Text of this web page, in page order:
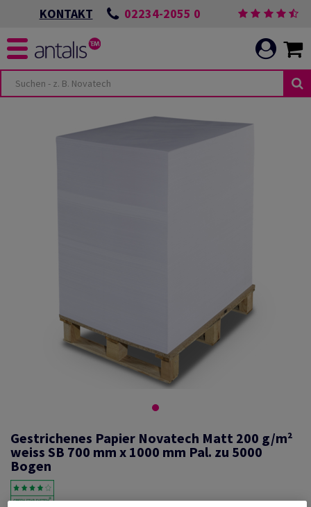
KONTAKT 02234-2055 0
Gestrichenes Papier Novatech Matt 200 g/m²
weiss SB 700 mm x 1000 mm Pal. zu 5000
Bogen